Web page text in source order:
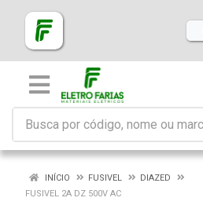
INÍCIO FUSIVEL
DIAZED
FUSIVEL 2A DZ 500V AC